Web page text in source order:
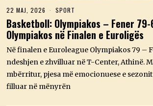
22 MAJ, 2026
2
M
A
J
,
2
0
2
6
SPORT
Basketboll: Olympiakos – Fener 79-
Olympiakos në Finalen e Euroligës
Në finalen e Euroleague Olympiakos 79 –
ndeshjen e zhvilluar në T-Center, Athinë.
mbërritur, pjesa më emocionuese e
filluar në mënyrën